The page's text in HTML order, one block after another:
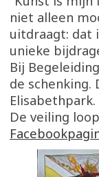
niet alleen
uitdraagt: dat
unieke
Bij
de schenking.
Elisabethpark.
De veiling